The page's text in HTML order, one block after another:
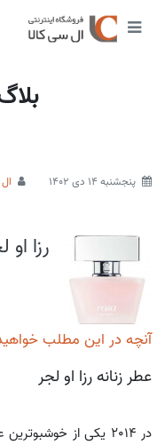
پنجشنبه 14 دی 1402
رزا او
آنچه در این مطلب
عطر زنانه رزا او لجر
در 2014 یکی از